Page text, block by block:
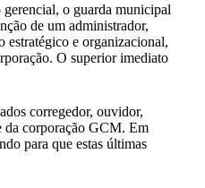
gerencial, o guarda municipal
de um administrador,
estratégico e organizacional,
O superior imediato
corregedor, ouvidor,
da corporação GCM. Em
para que estas últimas